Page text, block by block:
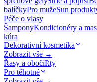
balíčkyPro mužeSun
Péče o vlasy
ŠamponyKondicionéry a
kúra
Dekorativní kosmetika
Zobrazit vše →
Řasy a obočíRty
Pro těhotné